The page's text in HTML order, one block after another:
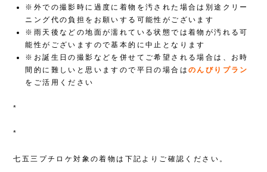
※外での撮影時に過度に着物を汚された場合は別途クリー
ニング代の負担をお願いする可能性がございます
※雨天後などの地面が濡れている状態では着物が汚れる可
能性がございますので基本的に中止となります
※お誕生日の撮影などを併せてご希望される場合は、お時
間的に難しいと思いますので平日の場合はのんびりプラン
をご活用ください
*
*
七五三プチロケ対象の着物は下記よりご確認ください。